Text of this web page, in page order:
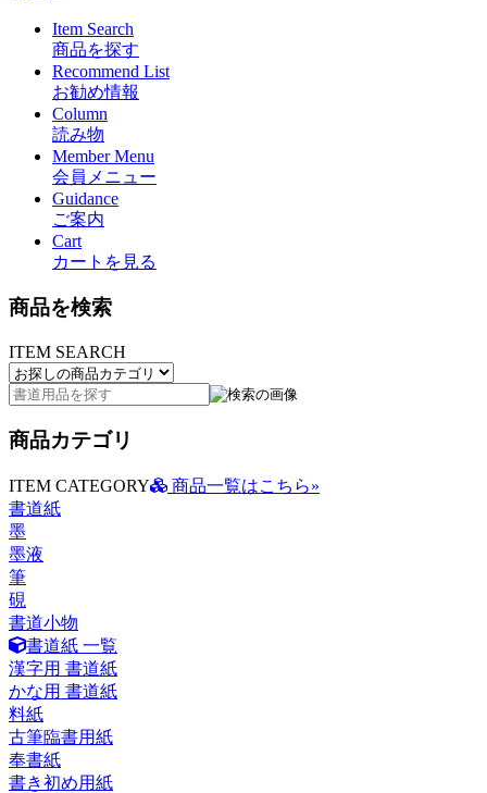
Item Search
商品を探す
Recommend List
お勧め情報
Column
読み物
Member Menu
会員メニュー
Guidance
ご案内
Cart
カートを見る
商品を検索
ITEM SEARCH
商品カテゴリ
ITEM CATEGORY
商品一覧はこちら»
書道紙
墨
墨液
筆
硯
書道小物
書道紙 一覧
漢字用 書道紙
かな用 書道紙
料紙
古筆臨書用紙
奉書紙
書き初め用紙